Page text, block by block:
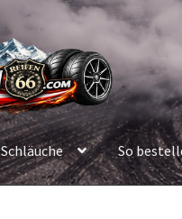
Schläuche So